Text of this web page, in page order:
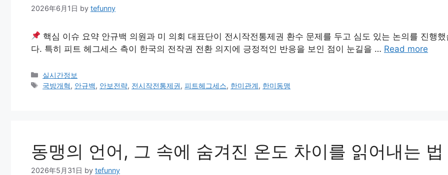
2026年6月1日 by tefunny
핵심 이슈 요약 안규백 의원과 미 의회 대표단이 전시작전통제권 환수 문제를 두고 심도 있는 논의를 진행했
다. 특히 피트 헤그세스 측이 한국의 전작권 전환 의지에 긍정적인 반응을 보인 점이 눈길을 … Read more
Categories
실시간정보
Tags
국방개혁, 안규백, 안보전략, 전시작전통제권,피트헤그세스, 한미관계, 한미동맹
동맹의 언어, 그 속에 숨겨진 온도 차이를 읽어내는 법
2026年5月31日 by tefunny